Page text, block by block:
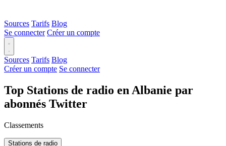
Sources Tarifs Blog
Se connecter Créer un compte
Sources Tarifs Blog
Créer un compte Se connecter
Top Stations de radio en Albanie par
abonnés Twitter
Classements
Stations de radio